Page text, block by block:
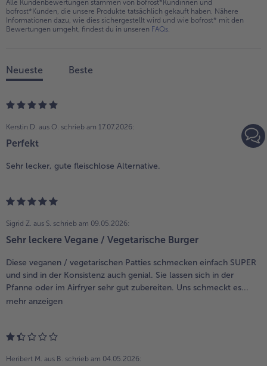
Alle Kundenbewertungen stammen von bofrost*Kundinnen und
bofrost*Kunden, die unsere Produkte tatsächlich gekauft haben. Nähere
Informationen dazu, wie dies sichergestellt wird und wie bofrost* mit den
Bewertungen umgeht, findest du in unseren FAQs.
Neueste Beste
Kerstin D. aus O. schrieb am 17.07.2026:
Perfekt
Sehr lecker, gute fleischlose Alternative.
Sigrid Z. aus S. schrieb am 09.05.2026:
Sehr leckere Vegane / Vegetarische Burger
Diese veganen / vegetarischen Patties schmecken einfach SUPER
und sind in der Konsistenz auch genial. Sie lassen sich in der
Pfanne oder im Airfryer sehr gut zubereiten. Uns schmeckt es...
mehr anzeigen
Heribert M. aus B. schrieb am 04.05.2026: